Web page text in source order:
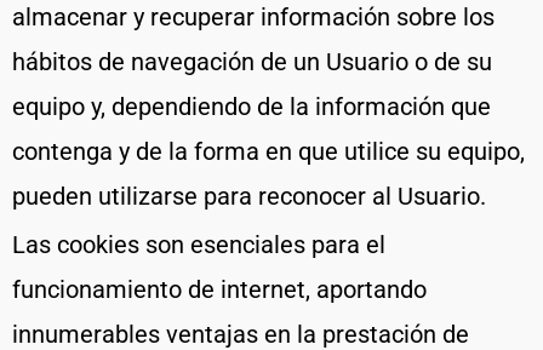
almacenar y recuperar información sobre los
hábitos de navegación de un Usuario o de su
equipo y, dependiendo de la información que
contenga y de la forma en que utilice su equipo,
pueden utilizarse para reconocer al Usuario.
Las cookies son esenciales para el
funcionamiento de internet, aportando
innumerables ventajas en la prestación de